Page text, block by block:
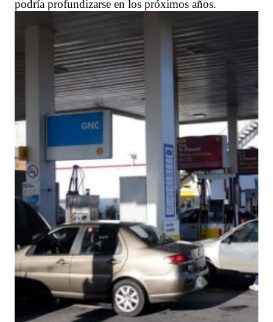
podría profundizarse en los próximos años.